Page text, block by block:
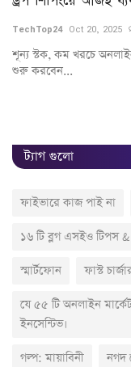
TechTop24 Oct 20, 2025
শূন্য স্টক, কম খরচে
শুরু করবেন...
ট্যাগ গুলো
ফাইভারে কাজ পাই না
১৬ টি ব্লগ এসইও টিপস &
স্মার্টফোন ফাস্ট
যে ৫৫ টি অনলাইন
ইনসেন্টিভ।
গল্প: মায়াবিনী নগদ